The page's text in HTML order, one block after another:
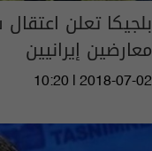
بلجيكا تعلن
معارضين إيرانيين
10:20 | 2018-07-02